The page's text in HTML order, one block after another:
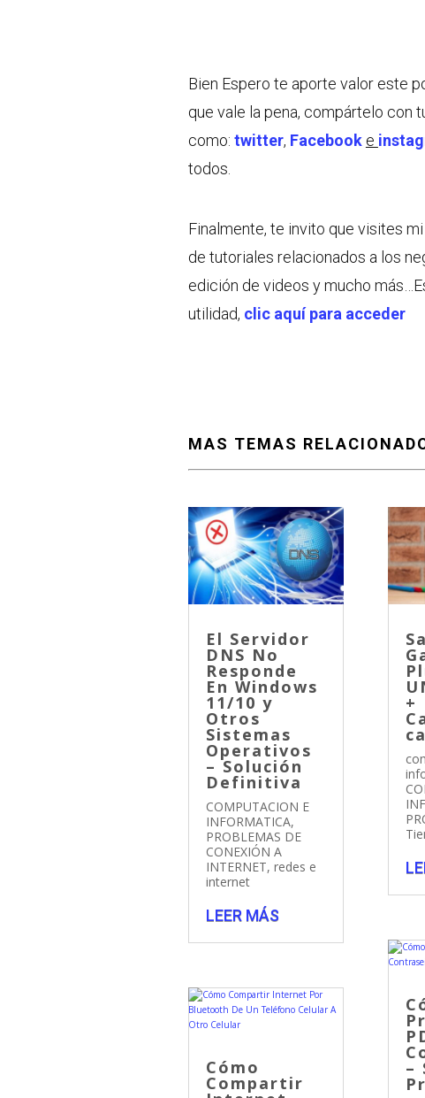
Bien Espero te aporte valor este
que vale la pena, compártelo con
como: twitter, Facebook e
todos.
Finalmente, te invito que visites
de tutoriales relacionados a los
edición de videos y mucho
utilidad, clic aquí para acceder
MAS TEMAS
El Servidor
DNS No
Responde
En Windows
11/10 y
Otros
Sistemas
Operativos
– Solución
Definitiva
COMPUTACION E
INFORMATICA,
PROBLEMAS DE
CONEXIÓN A
INTERNET, redes e
internet
LEER MÁS
Cómo
Compartir
+
–